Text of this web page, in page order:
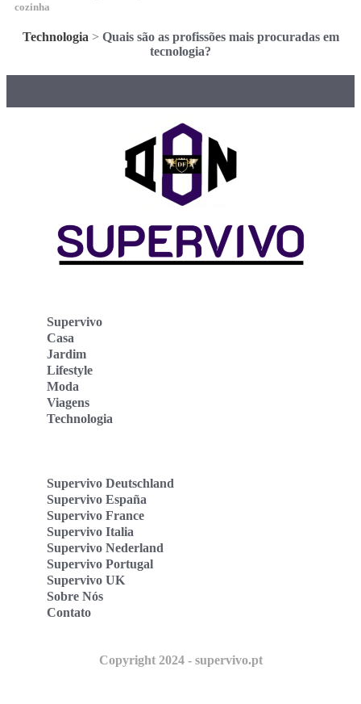
cozinha
Technologia > Quais são as profissões mais procuradas em
tecnologia?
Supervivo
Casa
Jardim
Lifestyle
Moda
Viagens
Technologia
Supervivo Deutschland
Supervivo España
Supervivo France
Supervivo Italia
Supervivo Nederland
Supervivo Portugal
Supervivo UK
Sobre Nós
Contato
Copyright 2024 - supervivo.pt